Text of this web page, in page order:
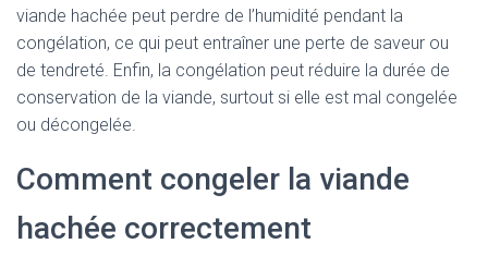
viande hachée peut perdre de l’humidité pendant la
congélation, ce qui peut entraîner une perte de saveur ou
de tendreté. Enfin, la congélation peut réduire la durée de
conservation de la viande, surtout si elle est mal congelée
ou décongelée.
Comment congeler la viande
hachée correctement